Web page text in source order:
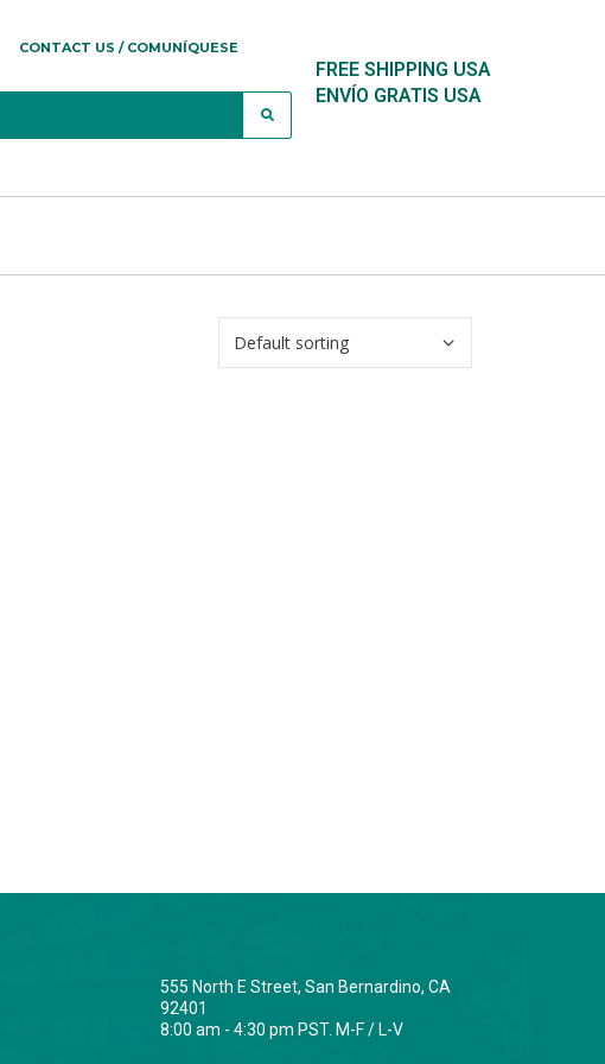
CONTACT US / COMUNÍQUESE
FREE SHIPPING USA
ENVÍO GRATIS USA
555 North E Street, San Bernardino, CA
92401
8:00 am - 4:30 pm PST. M-F / L-V